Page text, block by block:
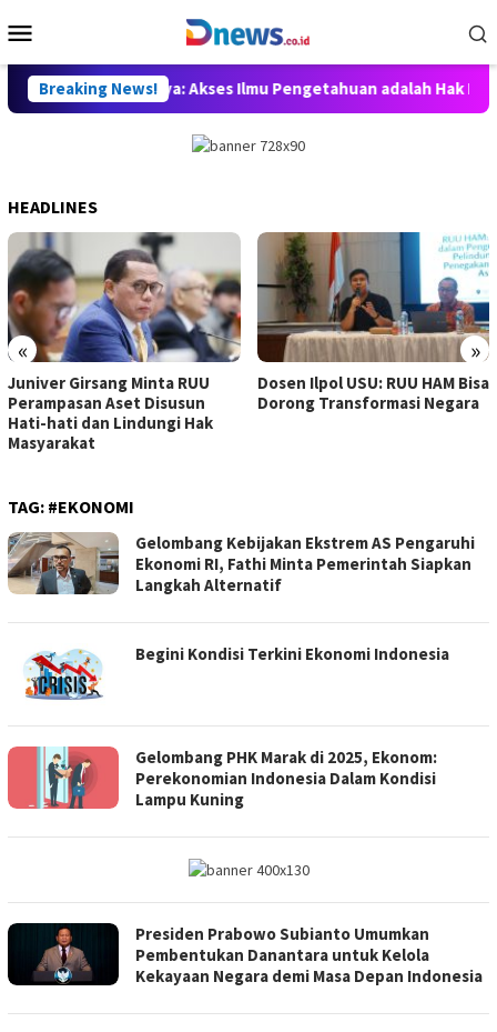
to
Menu
Breaking News!
Willy Aditya: Akses Ilmu Pengetahuan adalah Hak Dasar
HEADLINES
« »
Juniver Girsang Minta RUU
Perampasan Aset Disusun
Hati-hati dan Lindungi Hak
Masyarakat
Dosen Ilpol USU: RUU HAM Bisa
Dorong Transformasi Negara
TAG: #EKONOMI
Gelombang Kebijakan Ekstrem AS Pengaruhi
Ekonomi RI, Fathi Minta Pemerintah Siapkan
Langkah Alternatif
Begini Kondisi Terkini Ekonomi Indonesia
Gelombang PHK Marak di 2025, Ekonom:
Perekonomian Indonesia Dalam Kondisi
Lampu Kuning
Presiden Prabowo Subianto Umumkan
Pembentukan Danantara untuk Kelola
Kekayaan Negara demi Masa Depan Indonesia